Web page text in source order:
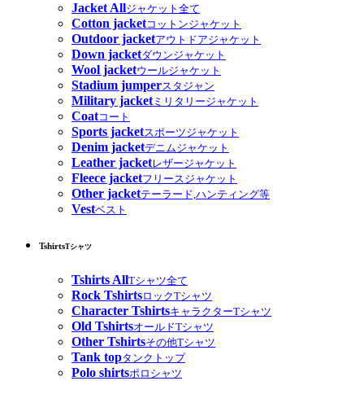
Jacket Allジャケット全て
Cotton jacketコットンジャケット
Outdoor jacketアウトドアジャケット
Down jacketダウンジャケット
Wool jacketウールジャケット
Stadium jumperスタジャン
Military jacketミリタリージャケット
Coatコート
Sports jacketスポーツジャケット
Denim jacketデニムジャケット
Leather jacketレザージャケット
Fleece jacketフリースジャケット
Other jacketテーラード,ハンティング等
Vestベスト
TshirtsTシャツ
Tshirts AllTシャツ全て
Rock TshirtsロックTシャツ
Character TshirtsキャラクターTシャツ
Old TshirtsオールドTシャツ
Other Tshirtsその他Tシャツ
Tank topタンクトップ
Polo shirtsポロシャツ